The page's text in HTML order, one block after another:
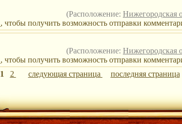
(Расположение: Нижегородская
, чтобы получить возможность отправки
(Расположение: Нижегородская
, чтобы получить возможность отправки
1
2 следующая страница последняя страница